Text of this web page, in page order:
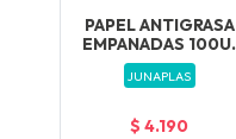
PAPEL ANTIGRASA
EMPANADAS 100U.
JUNAPLAS
$ 4.190